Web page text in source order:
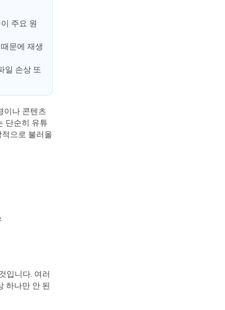
주요 원
문에 재생
일 손상 또
이나 콘텐츠
단순히 유튜
으로 불러올
입니다. 여러
하나만 안 된